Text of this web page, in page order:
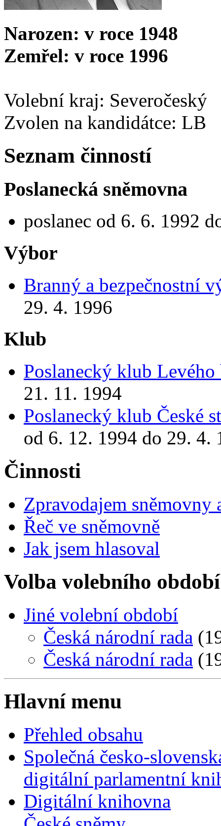
Narozen: v roce 1948
Zemřel: v roce 1996
Volební kraj: Severočeský
Zvolen na kandidátce: LB
Seznam činností
Poslanecká sněmovna
poslanec od 6. 6. 1992
Výbor
Branný a bezpečnostní
29. 4. 1996
Klub
Poslanecký klub
21. 11. 1994
Poslanecký klub České
od 6. 12. 1994 do 29. 4.
Činnosti
Zpravodajem
Řeč ve sněmovně
Jak jsem hlasoval
Volba volebního období
Jiné volební období
Česká národní rada
Česká národní rada
Hlavní menu
Přehled obsahu
Společná česko-
digitální parlamentní
Digitální knihovna